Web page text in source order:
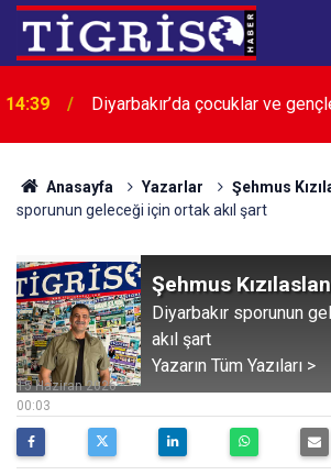
14:39 Diyarbakır’da çocuklar ve
Anasayfa Yazarlar Şehmus
sporunun geleceği için ortak akıl şart
Şehmus Kızılaslan
Diyarbakır sporunun
akıl şart
Yazarın Tüm Yazıları >
00:03
15 Haziran 2026